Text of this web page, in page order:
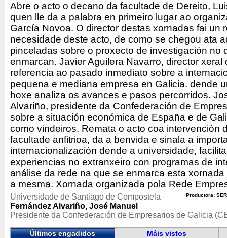
Abre o acto o decano da facultade de Dereito,
quen lle da a palabra en primeiro lugar ao
García Novoa. O director destas xornadas fai un
necesidade deste acto, de como se chegou ata
pinceladas sobre o proxecto de investigación no
enmarcan. Javier Aguilera Navarro, director xeral
referencia ao pasado inmediato sobre a
pequena e mediana empresa en Galicia. dende
hoxe analiza os avances e pasos percorridos.
Alvariño, presidente da Confederación de
sobre a situación económica de España e de
como vindeiros. Remata o acto coa intervención
facultade anfitrioa, da a benvida e sinala a
internacionalización dende a universidade,
experiencias no extranxeiro con programas de
análise da rede na que se enmarca esta
a mesma. Xornada organizada pola Rede
Productora:
Universidade de Santiago de Compostela
Fernández Alvariño, José Manuel
Presidente da Confederación de Empresarios de Galicia
Últimos engadidos Máis vistos